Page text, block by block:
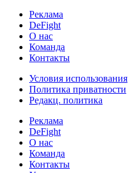
Реклама
DeFight
О нас
Команда
Контакты
Условия использования
Политика приватности
Редакц. политика
Реклама
DeFight
О нас
Команда
Контакты